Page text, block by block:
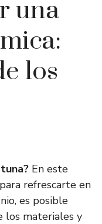
una
los
En este
para refrescarte en
es posible
los materiales y